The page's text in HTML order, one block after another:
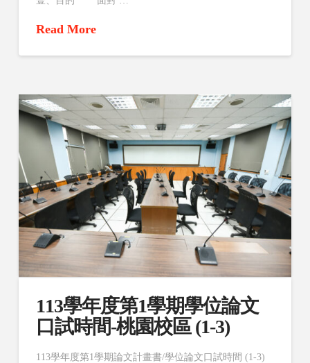
Read More
113學年度第1學期學位論文
口試時間-桃園校區 (1-3)
113學年度第1學期論文計畫書/學位論文口試時間 (1-3)